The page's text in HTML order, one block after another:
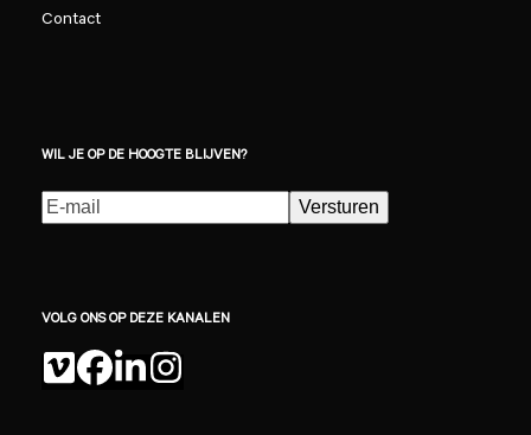
Contact
WIL JE OP DE HOOGTE BLIJVEN?
E-
mailadres(Vereist)
Versturen
VOLG ONS OP DEZE KANALEN
Vimeo
Facebook
LinkedIn
Instagram